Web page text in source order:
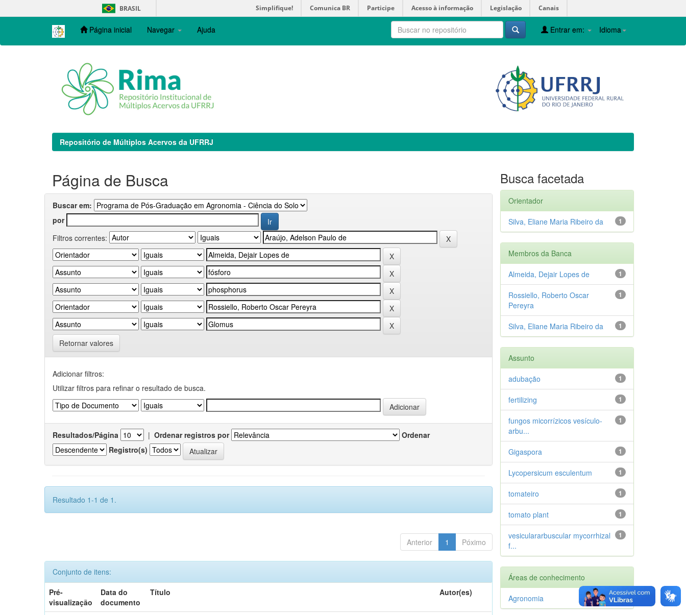
navigation
BRASIL Simplifique! Comunica BR Participe Acesso à informação Legislação Canais
Página inicial Navegar Ajuda Idioma
Entrar em:
Repositório de Múltiplos Acervos da UFRRJ
Página de Busca
Buscar em:
por
Filtros correntes:
Retornar valores
Adicionar filtros:
Utilizar filtros para refinar o resultado de busca.
Resultados/Página | Ordenar registros por
Ordenar
Registro(s)
Resultado 1-1 de 1.
Anterior 1 Póximo
Conjunto de itens:
Pré-
visualização
Data do
documento
Título Autor(es)
Busca facetada
Orientador
1
Silva, Eliane Maria Ribeiro da
Membros da Banca
1
Almeida, Dejair Lopes de
1
Rossiello, Roberto Oscar
Pereyra
1
Silva, Eliane Maria Ribeiro da
Assunto
1
adubação
1
fertilizing
1
fungos micorrízicos vesículo-
arbu...
1
Gigaspora
1
Lycopersicum esculentum
1
tomateiro
1
tomato plant
1
vesiculararbuscular mycorrhizal
f...
Áreas de conhecimento
1
Agronomia